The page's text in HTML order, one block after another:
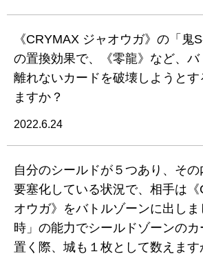
《CRYMAX ジャオウガ》の「鬼
の置換効果で、《零龍》など、バ
離れないカードを破壊しようとす
ますか？
2022.6.24
自分のシールドが５つあり、そ
要塞化している状況で、相手は《
オウガ》をバトルゾーンに出しま
時」の能力でシールドゾーンの
置く際、城も１枚として数えます